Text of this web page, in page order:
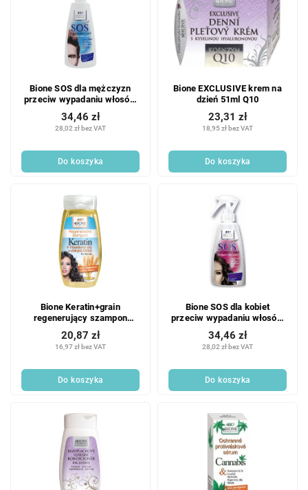
Bione SOS dla mężczyzn
przeciw wypadaniu włosów
28,02 zł bez VAT
34,46 zł
Do koszyka
Bione EXCLUSIVE krem na
dzień 51ml Q10
18,95 zł bez VAT
23,31 zł
Do koszyka
Bione Keratin+grain
regenerujący szampon
260ml
16,97 zł bez VAT
20,87 zł
Do koszyka
Bione SOS dla kobiet
przeciw wypadaniu włosów
200ml
28,02 zł bez VAT
34,46 zł
Do koszyka